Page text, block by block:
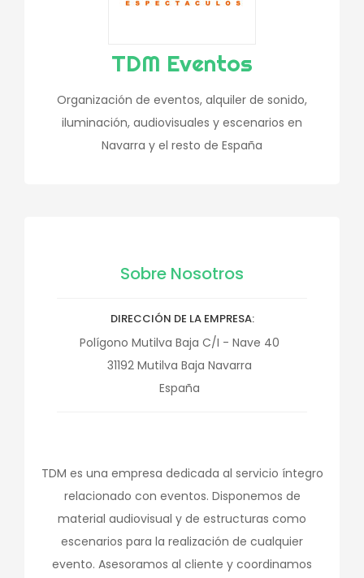
TDM Eventos
Organización de eventos, alquiler de sonido,
iluminación, audiovisuales y escenarios en
Navarra y el resto de España
Sobre Nosotros
DIRECCIÓN DE LA EMPRESA
Polígono Mutilva Baja C/I - Nave 40
31192 Mutilva Baja Navarra
España
TDM es una empresa dedicada al servicio íntegro
relacionado con eventos. Disponemos de
material audiovisual y de estructuras como
escenarios para la realización de cualquier
evento. Asesoramos al cliente y coordinamos